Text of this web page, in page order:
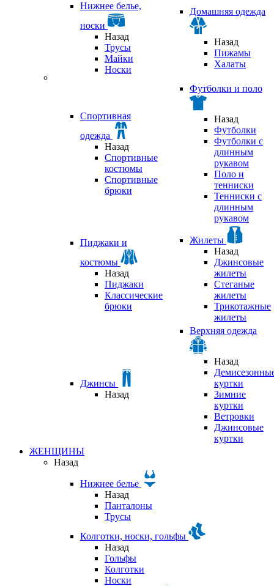
Нижнее белье,
носки
Назад
Трусы
Майки
Носки
Домашняя одежда
Назад
Пижамы
Халаты
Спортивная
одежда
Назад
Спортивные
костюмы
Спортивные
брюки
Футболки и поло
Назад
Футболки
Футболки с
длинным
рукавом
Поло и
тенниски
Тенниски с
длинным
рукавом
Пиджаки и
костюмы
Назад
Пиджаки
Классические
брюки
Жилеты
Назад
Джинсовые
жилеты
Стеганые
жилеты
Трикотажные
жилеты
Джинсы
Назад
Верхняя одежда
Назад
куртки
Зимние
куртки
Ветровки
Джинсовые
куртки
ЖЕНЩИНЫ
Назад
Нижнее белье
Назад
Панталоны
Трусы
Колготки, носки, гольфы
Назад
Гольфы
Колготки
Носки